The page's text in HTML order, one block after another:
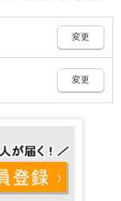
変更
変更